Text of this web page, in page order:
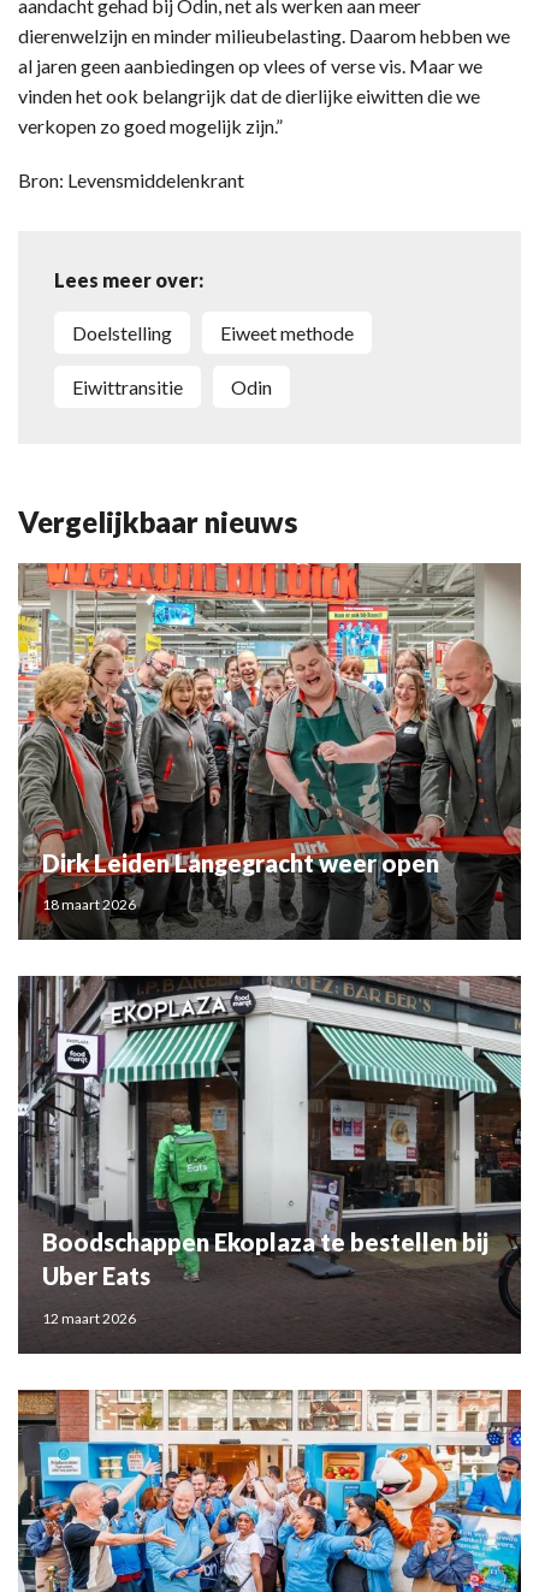
aandacht gehad bij Odin, net als werken aan meer
dierenwelzijn en minder milieubelasting. Daarom hebben we
al jaren geen aanbiedingen op vlees of verse vis. Maar we
vinden het ook belangrijk dat de dierlijke eiwitten die we
verkopen zo goed mogelijk zijn.”
Bron: Levensmiddelenkrant
Lees meer over:
doelstelling Eiweet methode
eiwittransitie Odin
Vergelijkbaar nieuws
Dirk Leiden Langegracht weer open
18 maart 2026
Boodschappen Ekoplaza te bestellen bij
Uber Eats
12 maart 2026